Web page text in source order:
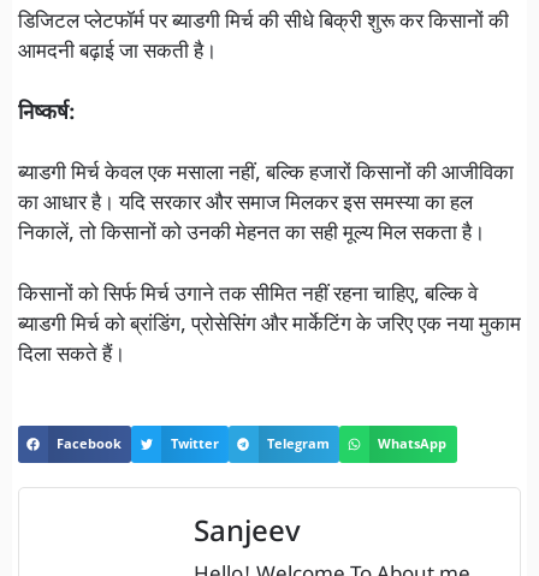
डिजिटल प्लेटफॉर्म पर ब्याडगी मिर्च की सीधे बिक्री शुरू कर किसानों की
आमदनी बढ़ाई जा सकती है।
निष्कर्ष:
ब्याडगी मिर्च केवल एक मसाला नहीं, बल्कि हजारों किसानों की आजीविका
का आधार है। यदि सरकार और समाज मिलकर इस समस्या का हल
निकालें, तो किसानों को उनकी मेहनत का सही मूल्य मिल सकता है।
किसानों को सिर्फ मिर्च उगाने तक सीमित नहीं रहना चाहिए, बल्कि वे
ब्याडगी मिर्च को ब्रांडिंग, प्रोसेसिंग और मार्केटिंग के जरिए एक नया मुकाम
दिला सकते हैं।
Facebook Twitter Telegram WhatsApp
Sanjeev